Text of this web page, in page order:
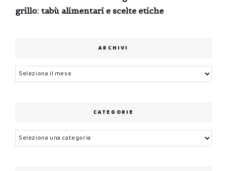
grillo: tabù alimentari e scelte etiche
ARCHIVI
Archivi
CATEGORIE
Categorie